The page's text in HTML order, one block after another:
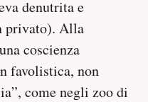
denutrita e
privato). Alla
coscienza
favolistica, non
come negli zoo di